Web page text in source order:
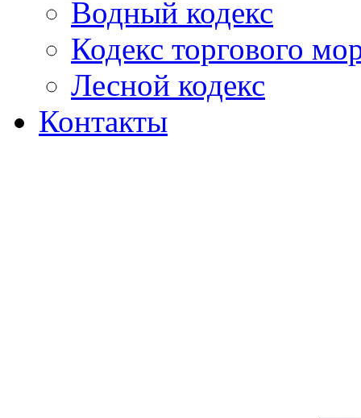
Водный кодекс
Кодекс торгового
Лесной кодекс
Контакты